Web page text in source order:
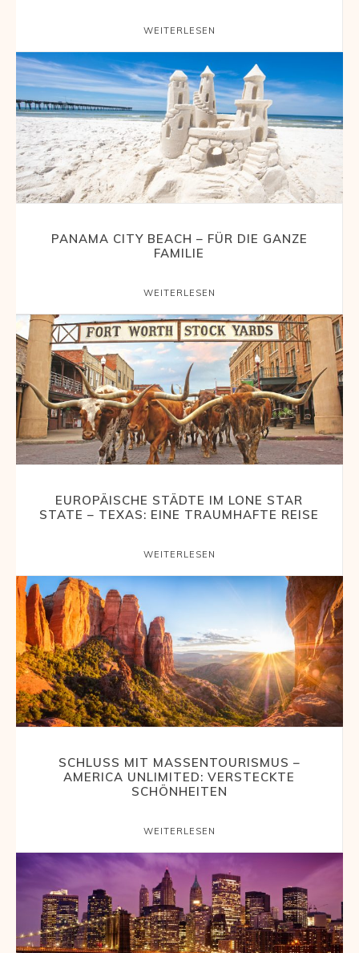
WEITERLESEN
PANAMA CITY BEACH – FÜR DIE GANZE
FAMILIE
WEITERLESEN
EUROPÄISCHE STÄDTE IM LONE STAR
STATE – TEXAS: EINE TRAUMHAFTE REISE
WEITERLESEN
SCHLUSS MIT MASSENTOURISMUS –
AMERICA UNLIMITED: VERSTECKTE
SCHÖNHEITEN
WEITERLESEN